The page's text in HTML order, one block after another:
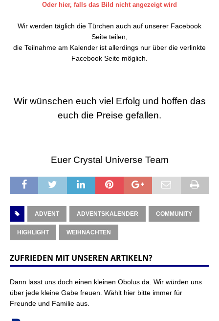
Oder hier, falls das Bild nicht angezeigt wird
Wir werden täglich die Türchen auch auf unserer Facebook
Seite teilen,
die Teilnahme am Kalender ist allerdings nur über die verlinkte
Facebook Seite möglich.
Wir wünschen euch viel Erfolg und hoffen das
euch die Preise gefallen.
Euer Crystal Universe Team
ADVENT ADVENTSKALENDER COMMUNITY
HIGHLIGHT WEIHNACHTEN
ZUFRIEDEN MIT UNSEREN ARTIKELN?
Dann lasst uns doch einen kleinen Obolus da. Wir würden uns
über jede kleine Gabe freuen. Wählt hier bitte immer für
Freunde und Familie aus.